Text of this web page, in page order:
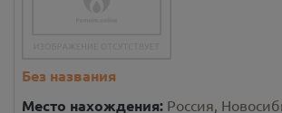
Без названия
Место нахождения: Россия,